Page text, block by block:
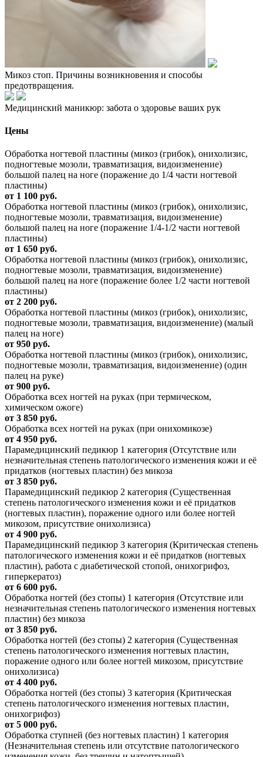
Микоз стоп. Причины возникновения и способы
предотвращения.
Медицинский маникюр: забота о здоровье ваших рук
Цены
Обработка ногтевой пластины (микоз (грибок), онихолизис,
подногтевые мозоли, травматизация, видоизменение)
большой палец на ноге (поражение до 1/4 части ногтевой
пластины)
от 1 100 руб.
Обработка ногтевой пластины (микоз (грибок), онихолизис,
подногтевые мозоли, травматизация, видоизменение)
большой палец на ноге (поражение 1/4-1/2 части ногтевой
пластины)
от 1 650 руб.
Обработка ногтевой пластины (микоз (грибок), онихолизис,
подногтевые мозоли, травматизация, видоизменение)
большой палец на ноге (поражение более 1/2 части ногтевой
пластины)
от 2 200 руб.
Обработка ногтевой пластины (микоз (грибок), онихолизис,
подногтевые мозоли, травматизация, видоизменение) (малый
палец на ноге)
от 950 руб.
Обработка ногтевой пластины (микоз (грибок), онихолизис,
подногтевые мозоли, травматизация, видоизменение) (один
палец на руке)
от 900 руб.
Обработка всех ногтей на руках (при термическом,
химическом ожоге)
от 3 850 руб.
Обработка всех ногтей на руках (при онихомикозе)
от 4 950 руб.
Парамедицинский педикюр 1 категория (Отсутствие или
незначительная степень патологического изменения кожи и её
придатков (ногтевых пластин) без микоза
от 3 850 руб.
Парамедицинский педикюр 2 категория (Существенная
степень патологического изменения кожи и её придатков
(ногтевых пластин), поражение одного или более ногтей
микозом, присутствие онихолизиса)
от 4 900 руб.
Парамедицинский педикюр 3 категория (Критическая степень
патологического изменения кожи и её придатков (ногтевых
пластин), работа с диабетической стопой, онихогрифоз,
гиперкератоз)
от 6 600 руб.
Обработка ногтей (без стопы) 1 категория (Отсутствие или
незначительная степень патологического изменения ногтевых
пластин) без микоза
от 3 850 руб.
Обработка ногтей (без стопы) 2 категория (Существенная
степень патологического изменения ногтевых пластин,
поражение одного или более ногтей микозом, присутствие
онихолизиса)
от 4 400 руб.
Обработка ногтей (без стопы) 3 категория (Критическая
степень патологического изменения ногтевых пластин,
онихогрифоз)
от 5 000 руб.
Обработка ступней (без ногтевых пластин) 1 категория
(Незначительная степень или отсутствие патологического